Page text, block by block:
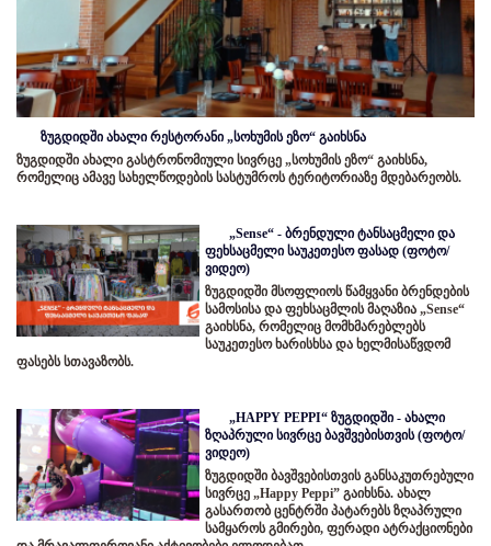
ზუგდიდში ახალი რესტორანი „სოხუმის ეზო“ გაიხსნა
ზუგდიდში ახალი გასტრონომიული სივრცე „სოხუმის ეზო“ გაიხსნა,
რომელიც ამავე სახელწოდების სასტუმროს ტერიტორიაზე მდებარეობს.
„Sense“ - ბრენდული ტანსაცმელი და
ფეხსაცმელი საუკეთესო ფასად (ფოტო/
ვიდეო)
ზუგდიდში მსოფლიოს წამყვანი ბრენდების
სამოსისა და ფეხსაცმლის მაღაზია „Sense“
გაიხსნა, რომელიც მომხმარებლებს
საუკეთესო ხარისხსა და ხელმისაწვდომ
ფასებს სთავაზობს.
„HAPPY PEPPI“ ზუგდიდში - ახალი
ზღაპრული სივრცე ბავშვებისთვის (ფოტო/
ვიდეო)
ზუგდიდში ბავშვებისთვის განსაკუთრებული
სივრცე „Happy Peppi” გაიხსნა. ახალ
გასართობ ცენტრში პატარებს ზღაპრული
სამყაროს გმირები, ფერადი ატრაქციონები